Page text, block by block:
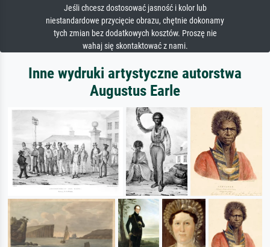
Jeśli chcesz dostosować jasność i kolor lub
niestandardowe przycięcie obrazu, chętnie dokonamy
tych zmian bez dodatkowych kosztów. Proszę nie
wahaj się skontaktować z nami.
Inne wydruki artystyczne autorstwa
Augustus Earle